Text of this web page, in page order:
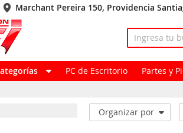
Marchant Pereira 150, Providencia
PC de Escritorio Partes y
Organizar por